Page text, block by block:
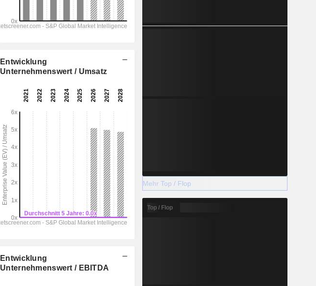
Entwicklung
Unternehmenswert / Umsatz
Entwicklung
Unternehmenswert / EBITDA
Mehr Top / Flop
Top / Flop